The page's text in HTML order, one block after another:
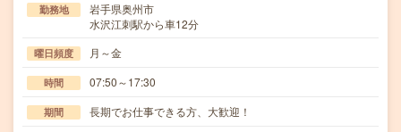
勤務地
岩手県奥州市
水沢江刺駅から車12分
曜日頻度 月～金
時間 07:50～17:30
期間 長期でお仕事できる方、大歓迎！